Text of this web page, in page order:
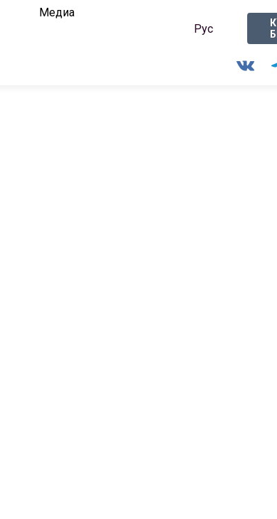
Медиа
Рус